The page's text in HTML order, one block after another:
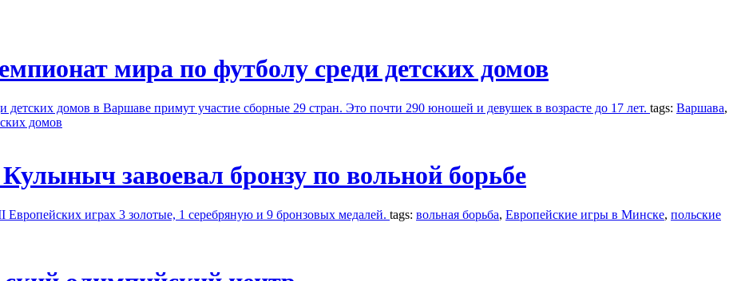
мира по футболу среди детских домов
домов в Варшаве примут участие сборные 29 стран. Это почти 290 юношей и девушек в возрасте до 17 лет. tags: Варшава,
домов
завоевал бронзу по вольной борьбе
Европейских играх 3 золотые, 1 серебряную и 9 бронзовых медалей. tags: вольная борьба, Европейские игры в Минске, польские